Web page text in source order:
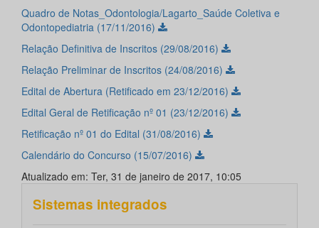
Quadro de Notas_Odontologia/Lagarto_Saúde Coletiva e
Odontopediatria (17/11/2016)
Relação Definitiva de Inscritos (29/08/2016)
Relação Preliminar de Inscritos (24/08/2016)
Edital de Abertura (Retificado em 23/12/2016)
Edital Geral de Retificação nº 01 (23/12/2016)
Retificação nº 01 do Edital (31/08/2016)
Calendário do Concurso (15/07/2016)
Atualizado em: Ter, 31 de janeiro de 2017, 10:05
Sistemas integrados